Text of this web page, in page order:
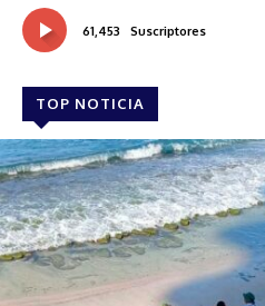
61,453 Suscriptores
TOP NOTICIA